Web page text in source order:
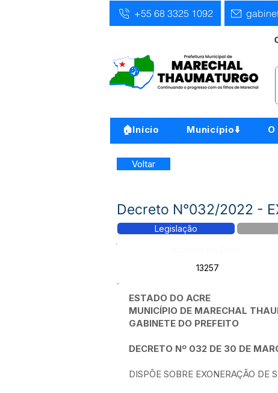
+55 68 3325 1092
🏠Início Município⬇️
Voltar
Decreto N°032/2022 -
Legislação
13257
ESTADO DO ACRE
MUNICÍPIO DE MARECHAL
GABINETE DO PREFEITO
DECRETO Nº 032 DE 30 DE
DISPÕE SOBRE EXONERAÇÃO DE